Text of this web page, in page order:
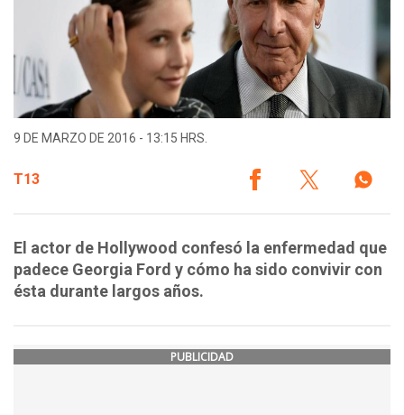
9 DE MARZO DE 2016 - 13:15 HRS.
T13
El actor de Hollywood confesó la enfermedad que
padece Georgia Ford y cómo ha sido convivir con
ésta durante largos años.
PUBLICIDAD